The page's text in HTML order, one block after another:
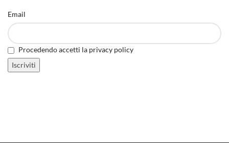
Email
Procedendo accetti la privacy policy